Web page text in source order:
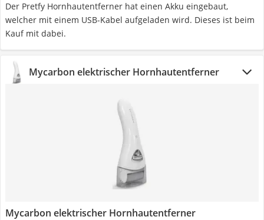
Der Pretfy Hornhautentferner hat einen Akku eingebaut,
welcher mit einem USB-Kabel aufgeladen wird. Dieses ist beim
Kauf mit dabei.
Mycarbon elektrischer Hornhautentferner
Mycarbon elektrischer Hornhautentferner